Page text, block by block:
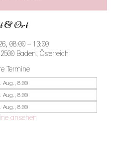
& Ort
08:00 – 13:00
Baden, Österreich
Termine
Aug., 8:00
Aug., 8:00
Aug., 8:00
ansehen